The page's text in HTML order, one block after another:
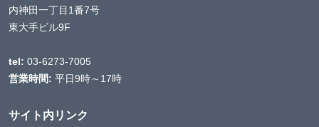
内神田一丁目1番7号
東大手ビル9F
tel: 03-6273-7005
営業時間: 平日9時～17時
サイト内リンク